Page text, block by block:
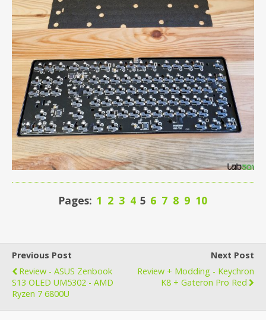
Pages: 1 2 3 4 5 6 7 8 9 10
Previous Post
Review - ASUS Zenbook
S13 OLED UM5302 - AMD
Ryzen 7 6800U
Next Post
Review + Modding - Keychron
K8 + Gateron Pro Red